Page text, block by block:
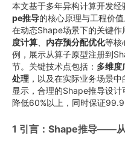
本文基于多年异构计算开发经
pe推导的核心原理与工程价
在动态Shape场景下的关键作
度计算
内存预分配优化等核
例，展示从算子原型注册到
节。关键技术点包括： 多维度
处理 ，以及在实际业务场景中
显示，合理的Shape推导设
降低60%以上，同时保证
1 引言：Shape推导——